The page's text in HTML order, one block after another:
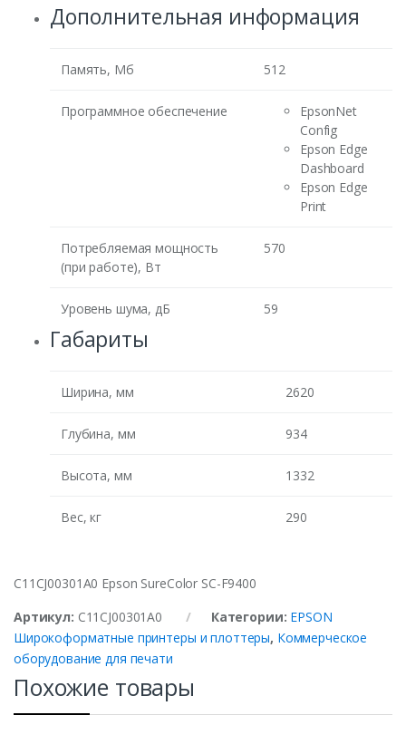
Дополнительная информация
Память, Мб 512
Программное обеспечение
EpsonNet
Config
Epson Edge
Dashboard
Epson Edge
Print
Потребляемая мощность
(при работе), Вт
570
Уровень шума, дБ 59
Габариты
Ширина, мм 2620
Глубина, мм 934
Высота, мм 1332
Вес, кг 290
C11CJ00301A0 Epson SureColor SC-F9400
Артикул: C11CJ00301A0 Категории: EPSON
Широкоформатные принтеры и плоттеры, Коммерческое
оборудование для печати
Похожие товары